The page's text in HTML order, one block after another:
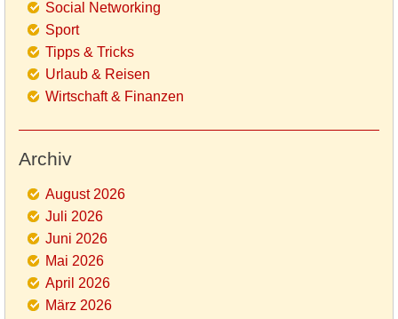
Social Networking
Sport
Tipps & Tricks
Urlaub & Reisen
Wirtschaft & Finanzen
Archiv
August 2026
Juli 2026
Juni 2026
Mai 2026
April 2026
März 2026